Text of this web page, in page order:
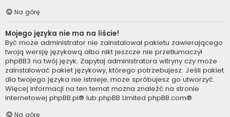
Na górę
Mojego języka nie ma na liście!
Być może administrator nie zainstalował pakietu zawierającego
twoją wersję językową albo nikt jeszcze nie przetłumaczył
phpBB3 na twój język. Zapytaj administratora witryny czy może
zainstalować pakiet językowy, którego potrzebujesz. Jeśli pakiet
dla twojego języka nie istnieje, może spróbujesz go utworzyć.
Więcej informacji na ten temat można znaleźć na stronie
internetowej phpBB.pl® lub phpBB Limited phpBB.com®
Na górę